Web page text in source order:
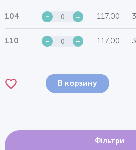
104 - + 117,00
110 - + 117,00
В корзину
Фільтри